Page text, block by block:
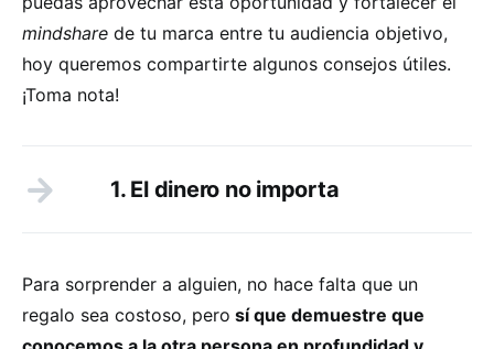
mindshare de tu marca entre tu audiencia objetivo,
hoy queremos compartirte algunos consejos útiles.
¡Toma nota!
1. El dinero no importa
Para sorprender a alguien, no hace falta que un
regalo sea costoso, pero sí que demuestre que